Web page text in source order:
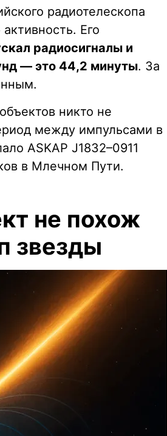
радиотелескопа
Его
радиосигналы и
— это 44,2 минуты. За
никто не
между импульсами в
ASKAP J1832–0911
в Млечном Пути.
не похож
звезды